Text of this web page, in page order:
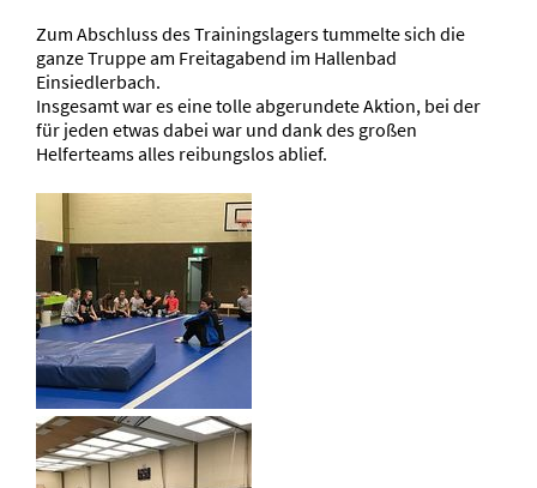
Zum Abschluss des Trainingslagers tummelte sich die
ganze Truppe am Freitagabend im Hallenbad
Einsiedlerbach.
Insgesamt war es eine tolle abgerundete Aktion, bei der
für jeden etwas dabei war und dank des großen
Helferteams alles reibungslos ablief.